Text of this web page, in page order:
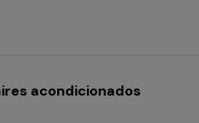
acondicionados